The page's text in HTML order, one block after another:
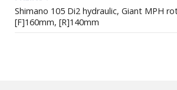
Shimano 105 Di2 hydraulic, Giant MPH
[F]160mm, [R]140mm